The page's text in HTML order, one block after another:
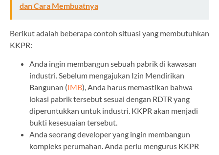
dan Cara Membuatnya
Berikut adalah beberapa contoh situasi yang membutuhkan
KKPR:
Anda ingin membangun sebuah pabrik di kawasan
industri. Sebelum mengajukan Izin Mendirikan
Bangunan (IMB), Anda harus memastikan bahwa
lokasi pabrik tersebut sesuai dengan RDTR yang
diperuntukkan untuk industri. KKPR akan menjadi
bukti kesesuaian tersebut.
Anda seorang developer yang ingin membangun
kompleks perumahan. Anda perlu mengurus KKPR